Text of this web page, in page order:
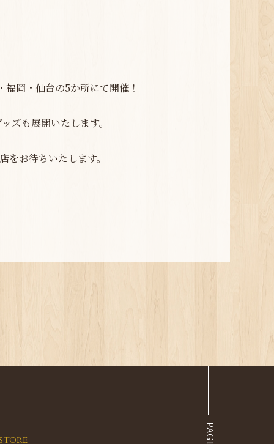
福岡・ 仙台の5か所にて開催！
ズも展開いたします。
をお待ちいたします。